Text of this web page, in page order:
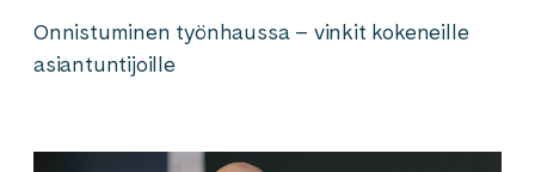
Onnistuminen työnhaussa – vinkit kokeneille
asiantuntijoille